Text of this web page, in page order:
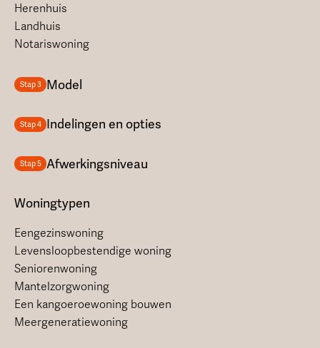
Herenhuis
Landhuis
Notariswoning
Stap 3 Model
Stap 4 Indelingen en opties
Stap 5 Afwerkingsniveau
Woningtypen
Eengezinswoning
Levensloopbestendige woning
Seniorenwoning
Mantelzorgwoning
Een kangoeroewoning bouwen
Meergeneratiewoning